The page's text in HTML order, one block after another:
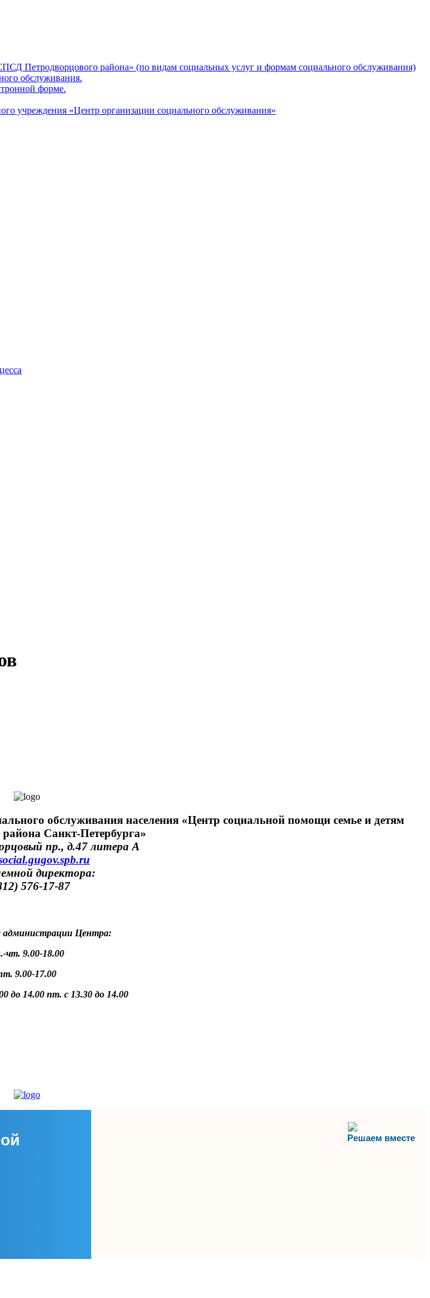
Петродворцового района» (по видам социальных услуг и формам социального обслуживания)
обслуживания.
форме.
учреждения «Центр организации социального обслуживания»
обслуживания населения «Центр социальной помощи семье и детям
Санкт-Петербурга»
пр., д.47 литера А
директора:
576-17-87
Центра:
чт. 9.00-18.00
9.00-17.00
до 14.00 пт. с 13.30 до 14.00
Решаем вместе